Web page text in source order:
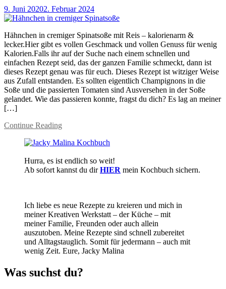
9. Juni 20202. Februar 2024
Hähnchen in cremiger Spinatsoße mit Reis – kalorienarm &
lecker.Hier gibt es vollen Geschmack und vollen Genuss für wenig
Kalorien.Falls ihr auf der Suche nach einem schnellen und
einfachen Rezept seid, das der ganzen Familie schmeckt, dann ist
dieses Rezept genau was für euch. Dieses Rezept ist witziger Weise
aus Zufall entstanden. Es sollten eigentlich Champignons in die
Soße und die passierten Tomaten sind Ausversehen in der Soße
gelandet. Wie das passieren konnte, fragst du dich? Es lag an meiner
[…]
Continue Reading
Hurra, es ist endlich so weit!
Ab sofort kannst du dirHIER mein Kochbuch sichern.
Ich liebe es neue Rezepte zu kreieren und mich in
meiner Kreativen Werkstatt – der Küche – mit
meiner Familie, Freunden oder auch allein
auszutoben. Meine Rezepte sind schnell zubereitet
und Alltagstauglich. Somit für jedermann – auch mit
wenig Zeit. Eure, Jacky Malina
Was suchst du?